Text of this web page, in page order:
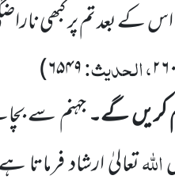
کے بعد تم پر کبھی
۲۶۰، الحدیث:۶۵۴۹)
کریں گے۔جہنم سے
اللہتعالیٰ ارشاد فرماتا